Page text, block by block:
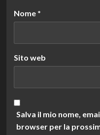
Nome *
Sito web
Salva il mio nome,
browser per la